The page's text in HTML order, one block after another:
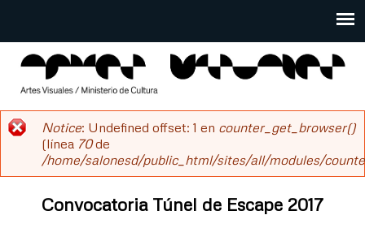
Main
menu
al
contenido
principal
salonesdeartistas
Mensaje
de
error
Notice: Undefined offset: 1 en counter_get_browser()
(línea 70de
/home/salonesd/public_html/sites/all/modules/
Convocatoria Túnel de Escape 2017